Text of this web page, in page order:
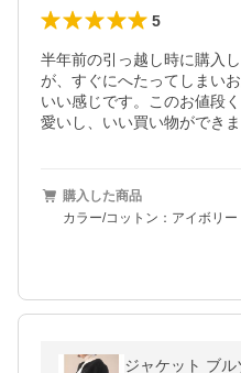
5
半年前の引っ越し時に購入
が、すぐにへたってしまい
いい感じです。このお値段
愛いし、いい買い物ができま
購入した商品
カラー/コットン：アイボリー
ジャケット ブ